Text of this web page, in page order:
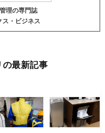
理の専門誌
ス・ビジネス
の最新記事